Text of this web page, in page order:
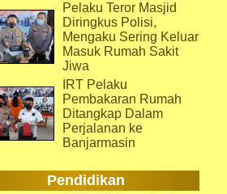
Pelaku Teror Masjid
Diringkus Polisi,
Mengaku Sering Keluar
Masuk Rumah Sakit
Jiwa
IRT Pelaku
Pembakaran Rumah
Ditangkap Dalam
Perjalanan ke
Banjarmasin
Pendidikan